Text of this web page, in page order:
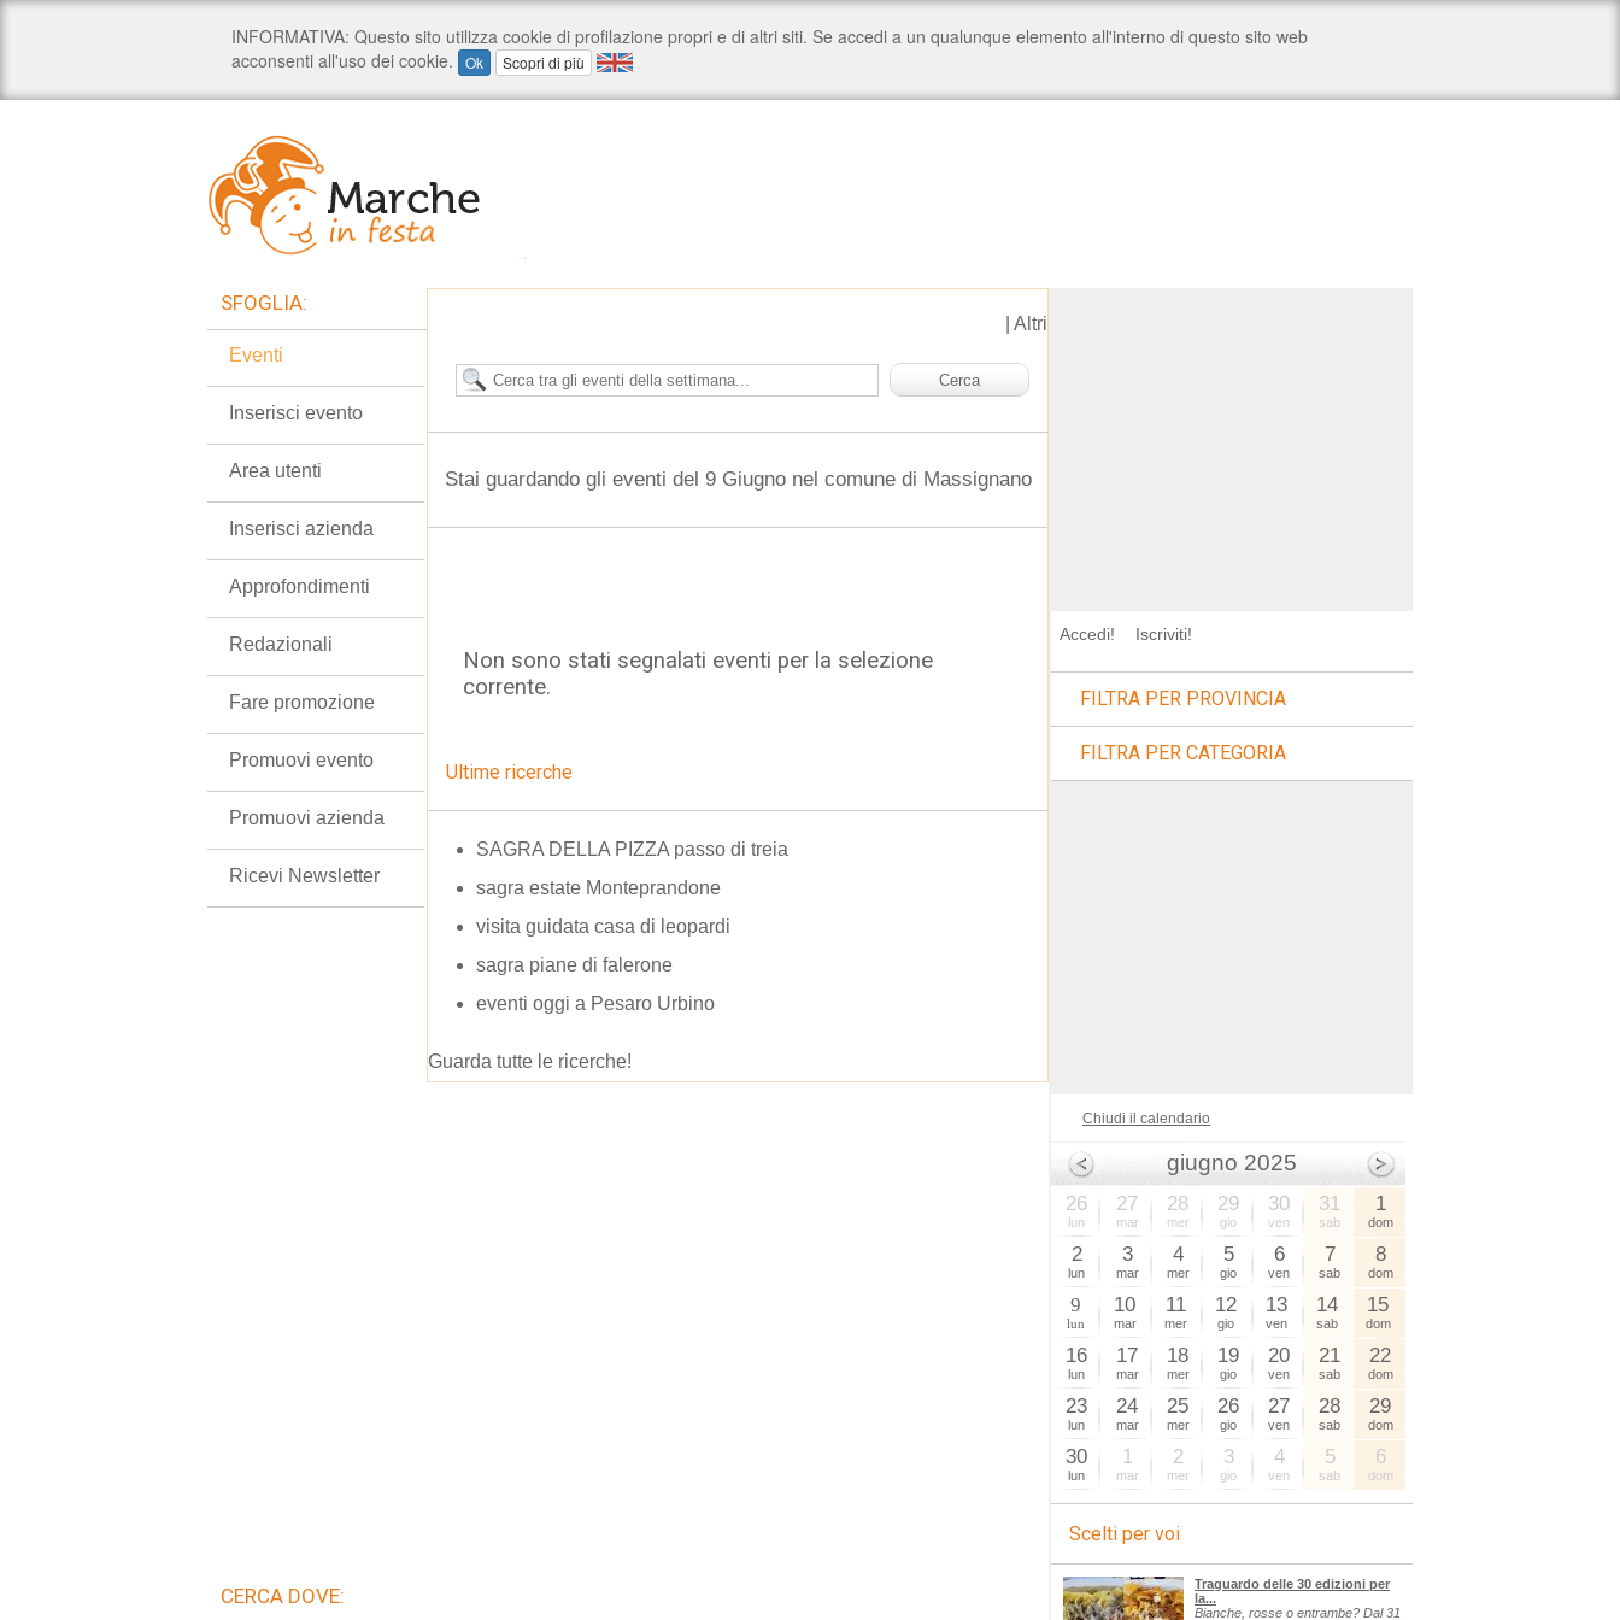
Altri
Stai guardando gli eventi del 9 Giugno nel comune di Massignano
Non sono stati segnalati eventi per la selezione
corrente.
Ultime ricerche
SAGRA DELLA PIZZA passo di treia
sagra estate Monteprandone
visita guidata casa di leopardi
sagra piane di falerone
eventi oggi a Pesaro Urbino
Guarda tutte le ricerche!
SFOGLIA:
Eventi
Inserisci evento
Area utenti
Inserisci azienda
Approfondimenti
Redazionali
Fare promozione
Promuovi evento
Promuovi azienda
Ricevi Newsletter
CERCA DOVE:
Accedi! Iscriviti!
FILTRA PER PROVINCIA
FILTRA PER CATEGORIA
Chiudi il calendario
giugno 2025
26
lun
27
mar
28
mer
29
gio
30
ven
31
sab
1
dom
2
lun
3
mar
4
mer
5
gio
6
ven
7
sab
8
dom
9
lun
10
mar
11
mer
12
gio
13
ven
14
sab
15
dom
16
lun
17
mar
18
mer
19
gio
20
ven
21
sab
22
dom
23
lun
24
mar
25
mer
26
gio
27
ven
28
sab
29
dom
30
lun
1
mar
2
mer
3
gio
4
ven
5
sab
6
dom
Scelti per voi
Traguardo delle 30 edizioni per
la...
Bianche, rosse o entrambe? Dal 31